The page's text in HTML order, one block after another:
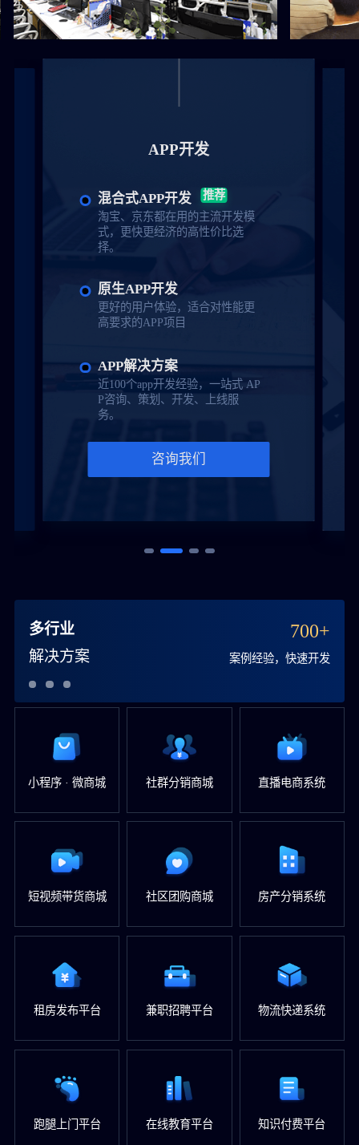
APP开发
混合式APP开发
推荐
淘宝、京东都在用的主流开发模
式，更快更经济的高性价比选
择。
原生APP开发
更好的用户体验，适合对性能更
高要求的APP项目
APP解决方案
近100个app开发经验，一站式 AP
P咨询、策划、开发、上线服
务。
咨询我们
多行业
解决方案
700+
案例经验，快速开发
小程序 · 微商城 社群分销商城 直播电商系统
短视频带货商城 社区团购商城 房产分销系统
租房发布平台 兼职招聘平台 物流快递系统
跑腿上门平台 在线教育平台 知识付费平台